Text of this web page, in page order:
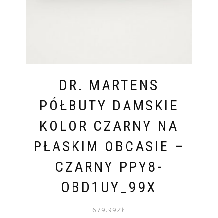
DR. MARTENS
PÓŁBUTY DAMSKIE
KOLOR CZARNY NA
PŁASKIM OBCASIE –
CZARNY PPY8-
OBD1UY_99X
679.99ZŁ